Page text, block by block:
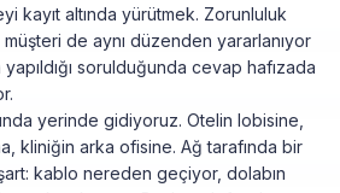
kayıt altında yürütmek. Zorunluluk
müşteri de aynı düzenden yararlanıyor
sorulduğunda cevap hafızada
yerinde gidiyoruz. Otelin lobisine,
kliniğin arka ofisine. Ağ tarafında bir
kablo nereden geçiyor, dolabın